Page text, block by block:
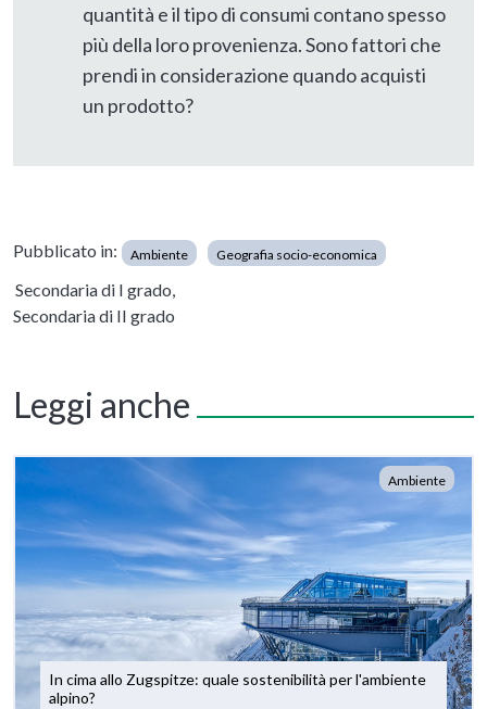
quantità e il tipo di consumi contano spesso
più della loro provenienza. Sono fattori che
prendi in considerazione quando acquisti
un prodotto?
Pubblicato in: Ambiente Geografia socio-economica
Secondaria di I grado,
Secondaria di II grado
Leggi anche
Ambiente
In cima allo Zugspitze: quale sostenibilità per l'ambiente
alpino?